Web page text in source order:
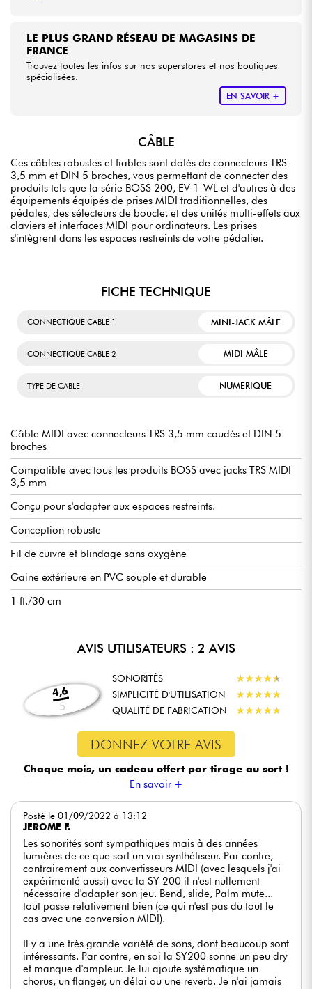
LE PLUS GRAND RÉSEAU DE MAGASINS DE
FRANCE
Trouvez toutes les infos sur nos superstores et nos boutiques
spécialisées.
EN SAVOIR +
CÂBLE
Ces câbles robustes et fiables sont dotés de connecteurs TRS
3,5 mm et DIN 5 broches, vous permettant de connecter des
produits tels que la série BOSS 200, EV-1-WL et d'autres à des
équipements équipés de prises MIDI traditionnelles, des
pédales, des sélecteurs de boucle, et des unités multi-effets aux
claviers et interfaces MIDI pour ordinateurs. Les prises
s'intègrent dans les espaces restreints de votre pédalier.
FICHE TECHNIQUE
CONNECTIQUE CABLE 1 MINI-JACK MÂLE
CONNECTIQUE CABLE 2 MIDI MÂLE
TYPE DE CABLE NUMERIQUE
Câble MIDI avec connecteurs TRS 3,5 mm coudés et DIN 5
broches
Compatible avec tous les produits BOSS avec jacks TRS MIDI
3,5 mm
Conçu pour s'adapter aux espaces restreints.
Conception robuste
Fil de cuivre et blindage sans oxygène
Gaine extérieure en PVC souple et durable
1 ft./30 cm
AVIS UTILISATEURS : 2 AVIS
4,6
5
SONORITÉS ★★★★★
★★★★★
SIMPLICITÉ D'UTILISATION
★★★★★
★★★★★
QUALITÉ DE FABRICATION
★★★★★
★★★★★
DONNEZ VOTRE AVIS
Chaque mois, un cadeau offert par tirage au sort !
En savoir +
Posté le 01/09/2022 à 13:12
JEROME F.
Les sonorités sont sympathiques mais à des années
lumières de ce que sort un vrai synthétiseur. Par contre,
contrairement aux convertisseurs MIDI (avec lesquels j'ai
expérimenté aussi) avec la SY 200 il n'est nullement
nécessaire d'adapter son jeu. Bend, slide, Palm mute...
tout passe relativement bien (ce qui n'est pas du tout le
cas avec une conversion MIDI).
Il y a une très grande variété de sons, dont beaucoup sont
intéressants. Par contre, en soi la SY200 sonne un peu dry
et manque d'ampleur. Je lui ajoute systématique un
chorus, un flanger, un délai ou une reverb. Je n'ai jamais